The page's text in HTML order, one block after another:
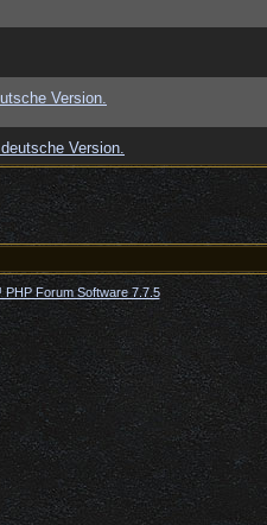
Version.
Version.
Forum Software 7.7.5